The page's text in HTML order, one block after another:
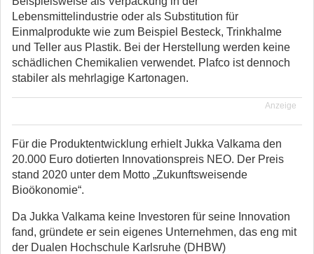
Lebensmittelindustrie oder als Substitution für
Einmalprodukte wie zum Beispiel Besteck, Trinkhalme
und Teller aus Plastik. Bei der Herstellung werden keine
schädlichen Chemikalien verwendet. Plafco ist dennoch
stabiler als mehrlagige Kartonagen.
Anzeige
Für die Produktentwicklung erhielt Jukka Valkama den
20.000 Euro dotierten Innovationspreis NEO. Der Preis
stand 2020 unter dem Motto „Zukunftsweisende
Bioökonomie“.
Da Jukka Valkama keine Investoren für seine Innovation
fand, gründete er sein eigenes Unternehmen, das eng mit
der Dualen Hochschule Karlsruhe (DHBW)